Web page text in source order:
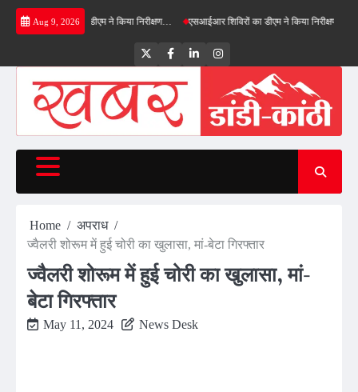
Skip
Aug 9, 2026
बाईपास का डीएम ने किया निरीक्षण… एसआईआर शिविरों का डीएम ने किया निरीक्षण, बोले—कोई
TwitterFacebookLinkedInInstagram
Home
अपराध
ज्वैलरी शोरूम में हुई चोरी का खुलासा, मां-बेटा गिरफ्तार
ज्वैलरी शोरूम में हुई चोरी का खुलासा, मां-
बेटा गिरफ्तार
May 11, 2024 News Desk